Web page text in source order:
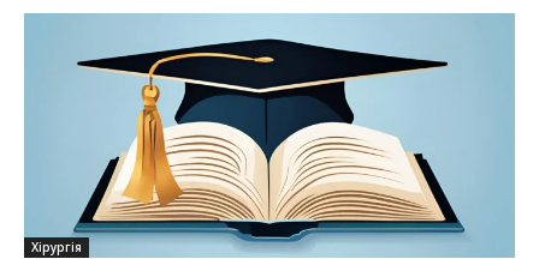
Хірургія